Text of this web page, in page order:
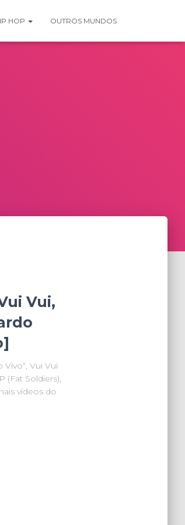
HOP OUTROS MUNDOS
Vui,
Vivo“, Vui Vui
(Fat Soldiers),
vídeos do